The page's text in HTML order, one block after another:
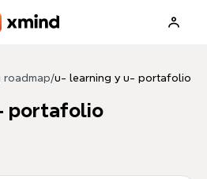
roadmap/u- learning y u- portafolio
portafolio